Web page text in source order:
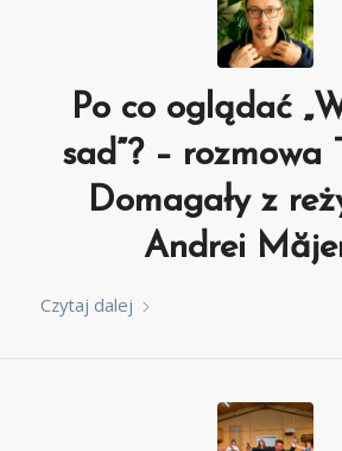
Po co oglądać
sad”? – rozmowa
Domagały z
Andrei
Czytaj dalej